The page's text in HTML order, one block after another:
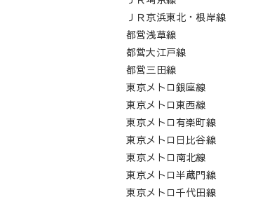
ＪＲ京浜東北・根岸線
都営浅草線
都営大江戸線
都営三田線
東京メトロ銀座線
東京メトロ東西線
東京メトロ有楽町線
東京メトロ日比谷線
東京メトロ南北線
東京メトロ半蔵門線
東京メトロ千代田線